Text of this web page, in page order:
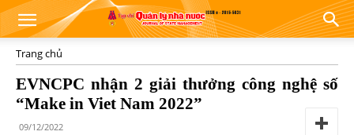
Trang chủ
EVNCPC nhận 2 giải thưởng công nghệ số
“Make in Viet Nam 2022”
09/12/2022